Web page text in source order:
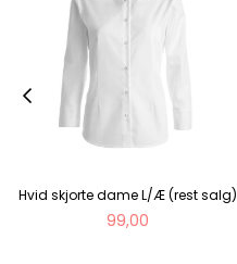
Hvid skjorte dame L/Æ (rest salg)
Normal
99,00